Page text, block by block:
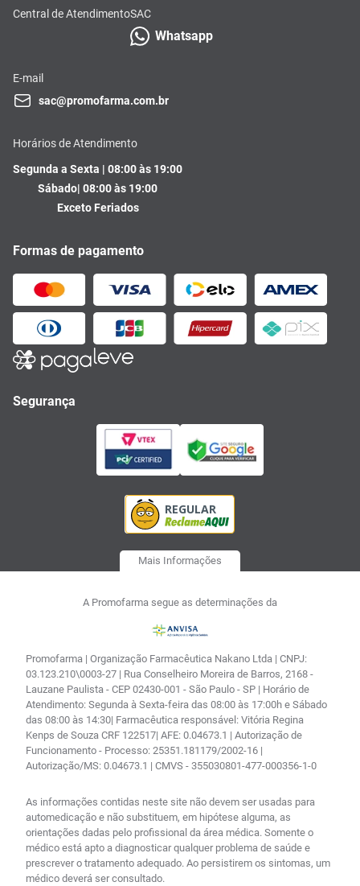
Central de AtendimentoSAC
Whatsapp
E-mail
sac@promofarma.com.br
Horários de Atendimento
Segunda a Sexta | 08:00 às 19:00
Sábado| 08:00 às 19:00
Exceto Feriados
Formas de pagamento
Segurança
Mais Informações
A Promofarma segue as determinações da
Promofarma | Organização Farmacêutica Nakano Ltda | CNPJ:
03.123.210\0003-27 | Rua Conselheiro Moreira de Barros, 2168 -
Lauzane Paulista - CEP 02430-001 - São Paulo - SP | Horário de
Atendimento: Segunda à Sexta-feira das 08:00 às 17:00h e Sábado
das 08:00 às 14:30| Farmacêutica responsável: Vitória Regina
Kenps de Souza CRF 122517| AFE: 0.04673.1 | Autorização de
Funcionamento - Processo: 25351.181179/2002-16 |
Autorização/MS: 0.04673.1 | CMVS - 355030801-477-000356-1-0
As informações contidas neste site não devem ser usadas para
automedicação e não substituem, em hipótese alguma, as
orientações dadas pelo profissional da área médica. Somente o
médico está apto a diagnosticar qualquer problema de saúde e
prescrever o tratamento adequado. Ao persistirem os sintomas, um
médico deverá ser consultado.